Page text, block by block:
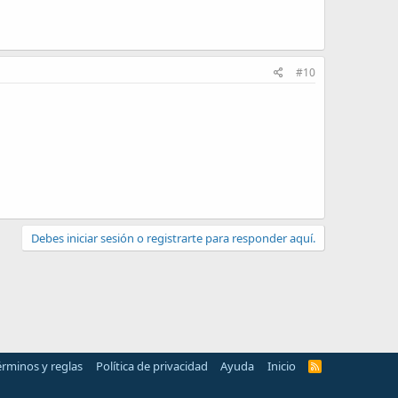
#10
Debes iniciar sesión o registrarte para responder aquí.
y reglas Política de privacidad Ayuda Inicio
R